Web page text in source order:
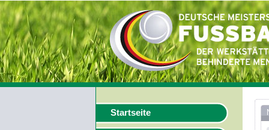
Startseite